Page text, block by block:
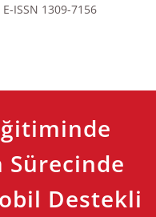
ISSN 1309-7156
Sürecinde
Destekli